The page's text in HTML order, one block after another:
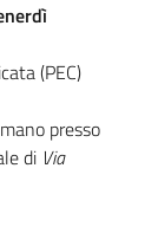
(PEC)
presso
di Via